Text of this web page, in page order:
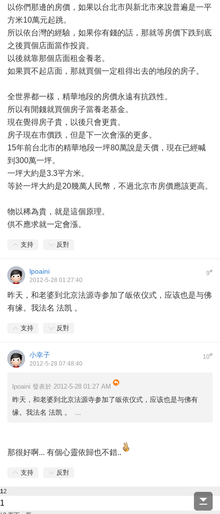
以你們那邊的房價，如果以台北市與新北市來說普遍是一平
方米10萬元起跳。
所以依台灣的經驗，如果你有錢的話，那就等房價下跌到底
之後買個店面當作投資。
以後就靠那個店面租金養老。
如果買不起店面，那就買個一定租得出去的地段的房子。
全世界都一樣，精華地段的房價永遠有抗跌性。
所以有閒錢就買個房子當養老基金。
現在覺得房子貴，以後只會更貴。
房子現在市價跌，但是下一次會漲的更多。
15年前台北市的精華地段一坪80萬說是天價，現在已經喊
到300萬一坪。
一坪大約是3.3平方米。
等於一坪大約是20幾萬人民幣，不過北京市房價應該更高。
物以稀為貴，就是這個原理。
供不應求就一定會漲。
支持 反對
9#
lpoaini
2012-5-28 01:27:40
昨天，和老婆到北京法源寺参加了皈依仪式，应该也是与佛
有缘。我法名 法凯 。
支持 反對
10#
小幸子
2012-5-28 07:48:40
lpoaini 發表於 2012-5-28 01:27 AM
昨天，和老婆到北京法源寺参加了皈依仪式，应该也是与佛有
缘。我法名 法凯 。 ...
那很好啊... 有個心靈依歸也不錯..
支持 反對
12